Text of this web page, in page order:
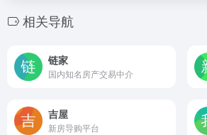
相关导航
链家
国内知名房产交易中介
吉屋
新房导购平台